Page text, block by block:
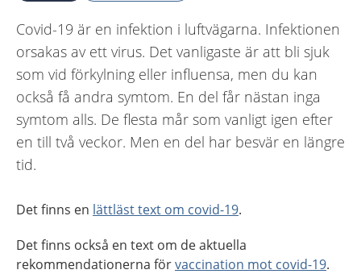
Covid-19 är en infektion i luftvägarna. Infektionen
orsakas av ett virus. Det vanligaste är att bli sjuk
som vid förkylning eller influensa, men du kan
också få andra symtom. En del får nästan inga
symtom alls. De flesta mår som vanligt igen efter
en till två veckor. Men en del har besvär en längre
tid.
Det finns en lättläst text om covid-19.
Det finns också en text om de aktuella
rekommendationerna förvaccination mot covid-19.